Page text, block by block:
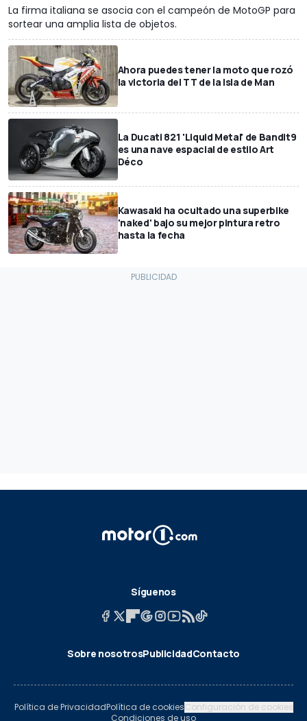
La firma italiana se asocia con el campeón de MotoGP para
sortear una amplia lista de objetos.
Ahora puedes tener la moto que rozó
la victoria del TT de la Isla de Man
La Ducati 821 'Liquid Metal' de Bandit9
es una nave espacial de estilo Art
Déco
Kawasaki ha ocultado una superbike
'naked' bajo su mejor pintura retro
hasta la fecha
Síguenos
Sobre nosotrosPublicidadContacto
Política de PrivacidadPolítica de cookiesConfiguración de cookies
Condiciones de uso